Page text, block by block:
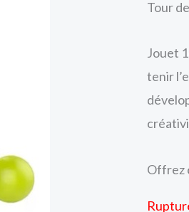
Tour
Jouet
tenir
Offrez